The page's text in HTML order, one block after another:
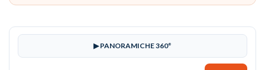
▶ PANORAMICHE 360°